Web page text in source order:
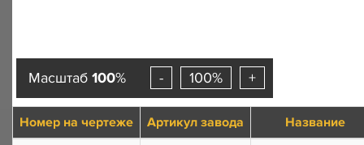
Масштаб 100% - 100% +
Номер на чертеже Артикул завода
Название